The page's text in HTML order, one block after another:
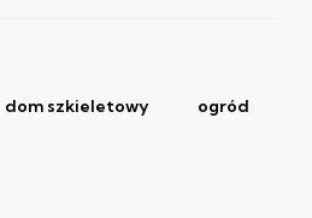
dom szkieletowy ogród